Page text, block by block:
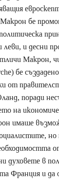
бе
леви, и десни
Макрон,
бе
от
поради
на
имаше
духовете в
Франция и